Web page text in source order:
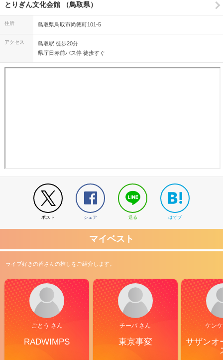
とりぎん文化会館 （鳥取県）
住所 鳥取県鳥取市尚徳町101-5
アクセス
鳥取駅 徒歩20分
県庁日赤前バス停 徒歩すぐ
ポスト シェア 送る はてブ
マイベスト
ライブ好きの皆さんの推しをご紹介します。
ごとう さん
RADWIMPS
チーバ さん
東京事変
ケン
サザンオ